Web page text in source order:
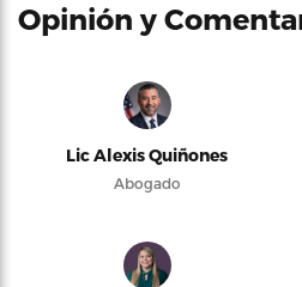
Opinión y
Lic Alexis Quiñones
Abogado